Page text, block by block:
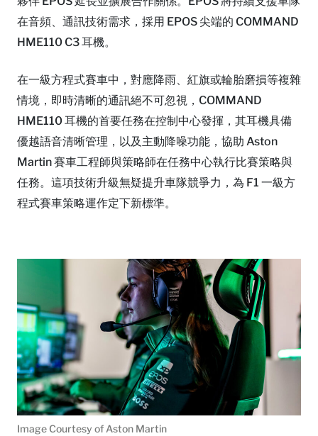
在音頻、通訊技術需求，採用 EPOS 尖端的 COMMAND
HME110 C3 耳機。
在一級方程式賽車中，對應降雨、紅旗或輪胎磨損等複雜
情境，即時清晰的通訊絕不可忽視，COMMAND
HME110 耳機的首要任務在控制中心發揮，其耳機具備
優越語音清晰管理，以及主動降噪功能，協助 Aston
Martin 賽車工程師與策略師在任務中心執行比賽策略與
任務。這項技術升級無疑提升車隊競爭力，為 F1 一級方
程式賽車策略運作定下新標準。
Image Courtesy of Aston Martin